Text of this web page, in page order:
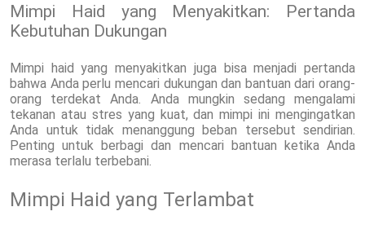
Mimpi Haid yang Menyakitkan: Pertanda
Kebutuhan Dukungan
Mimpi haid yang menyakitkan juga bisa menjadi pertanda
bahwa Anda perlu mencari dukungan dan bantuan dari orang-
orang terdekat Anda. Anda mungkin sedang mengalami
tekanan atau stres yang kuat, dan mimpi ini mengingatkan
Anda untuk tidak menanggung beban tersebut sendirian.
Penting untuk berbagi dan mencari bantuan ketika Anda
merasa terlalu terbebani.
Mimpi Haid yang Terlambat